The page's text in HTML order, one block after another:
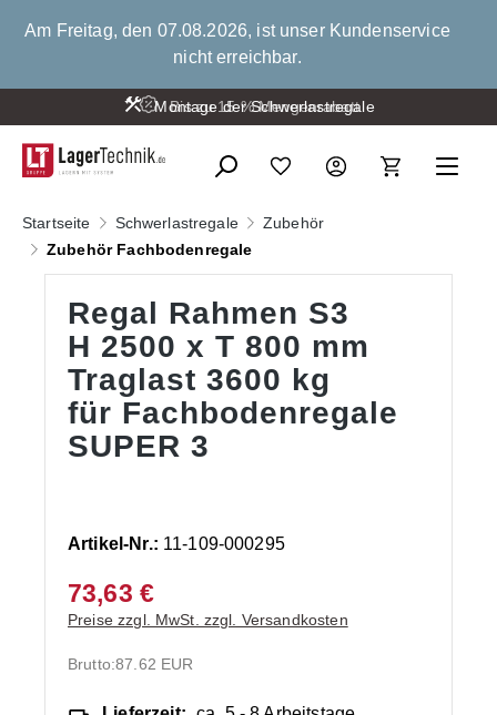
springen
Am Freitag, den 07.08.2026, ist unser Kundenservice
nicht erreichbar.
Bis zu 15 % Mengenrabatt
Montage der Schwerlastregale
Startseite Schwerlastregale
Zubehör
Zubehör Fachbodenregale
Regal Rahmen S3
H 2500 x T 800 mm
Traglast 3600 kg
für Fachbodenregale
SUPER 3
Artikel-Nr.: 11-109-000295
73,63 €
Preise zzgl. MwSt. zzgl. Versandkosten
Brutto:87.62 EUR